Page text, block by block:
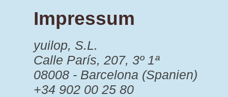
Impressum
yuilop, S.L.
Calle París, 207, 3º 1ª
08008 - Barcelona (Spanien)
+34 902 00 25 80